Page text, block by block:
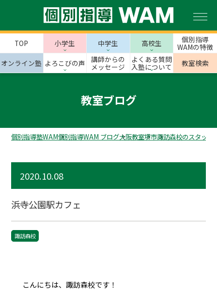
TOP 小学生 中学生 高校生
個別指導
WAMの特徴
オンライン塾 よろこびの声
講師からの
メッセージ
よくある質問
入塾について
教室検索
教室ブログ
個別指導塾WAM個別指導WAM ブログ大阪教室堺市諏訪森校のスタッフ
2020.10.08
浜寺公園駅カフェ
諏訪森校
こんにちは、諏訪森校です！